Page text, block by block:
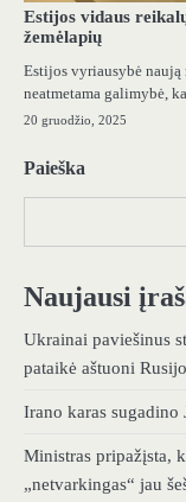
Estijos vidaus
žemėlapių
Estijos vyriausybė
neatmetama galimybė,
20 gruodžio, 2025
Paieška
Naujausi
Ukrainai paviešinus
pataikė aštuoni
Irano karas
Ministras pripažįsta,
„netvarkingas“ jau